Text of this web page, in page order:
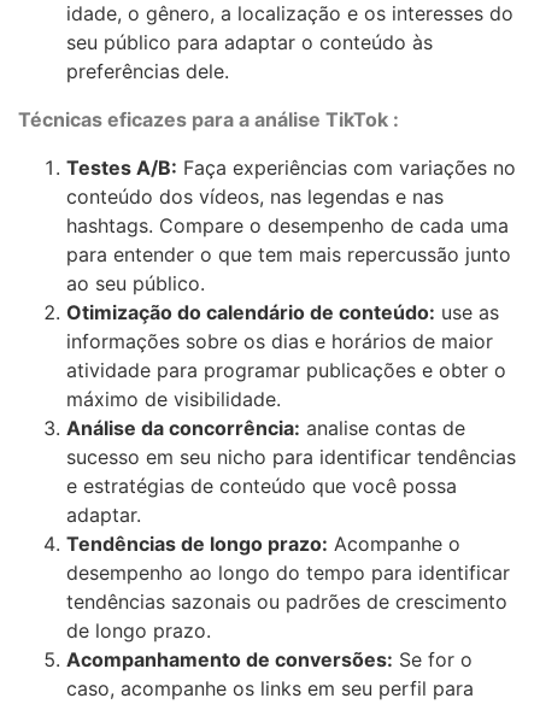
idade, o gênero, a localização e os interesses do
seu público para adaptar o conteúdo às
preferências dele.
Técnicas eficazes para a análise TikTok :
Testes A/B: Faça experiências com variações no
conteúdo dos vídeos, nas legendas e nas
hashtags. Compare o desempenho de cada uma
para entender o que tem mais repercussão junto
ao seu público.
Otimização do calendário de conteúdo: use as
informações sobre os dias e horários de maior
atividade para programar publicações e obter o
máximo de visibilidade.
Análise da concorrência: analise contas de
sucesso em seu nicho para identificar tendências
e estratégias de conteúdo que você possa
adaptar.
Tendências de longo prazo: Acompanhe o
desempenho ao longo do tempo para identificar
tendências sazonais ou padrões de crescimento
de longo prazo.
Acompanhamento de conversões: Se for o
caso, acompanhe os links em seu perfil para